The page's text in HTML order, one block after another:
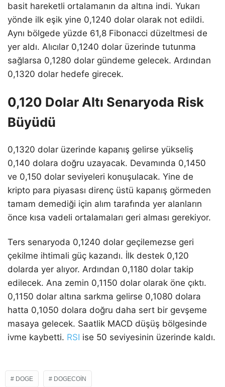
basit hareketli ortalamanın da altına indi. Yukarı
yönde ilk eşik yine 0,1240 dolar olarak not edildi.
Aynı bölgede yüzde 61,8 Fibonacci düzeltmesi de
yer aldı. Alıcılar 0,1240 dolar üzerinde tutunma
sağlarsa 0,1280 dolar gündeme gelecek. Ardından
0,1320 dolar hedefe girecek.
0,120 Dolar Altı Senaryoda Risk
Büyüdü
0,1320 dolar üzerinde kapanış gelirse yükseliş
0,140 dolara doğru uzayacak. Devamında 0,1450
ve 0,150 dolar seviyeleri konuşulacak. Yine de
kripto para piyasası direnç üstü kapanış görmeden
tamam demediği için alım tarafında yer alanların
önce kısa vadeli ortalamaları geri alması gerekiyor.
Ters senaryoda 0,1240 dolar geçilemezse geri
çekilme ihtimali güç kazandı. İlk destek 0,120
dolarda yer alıyor. Ardından 0,1180 dolar takip
edilecek. Ana zemin 0,1150 dolar olarak öne çıktı.
0,1150 dolar altına sarkma gelirse 0,1080 dolara
hatta 0,1050 dolara doğru daha sert bir gevşeme
masaya gelecek. Saatlik MACD düşüş bölgesinde
ivme kaybetti. RSI ise 50 seviyesinin üzerinde kaldı.
DOGE DOGECOIN